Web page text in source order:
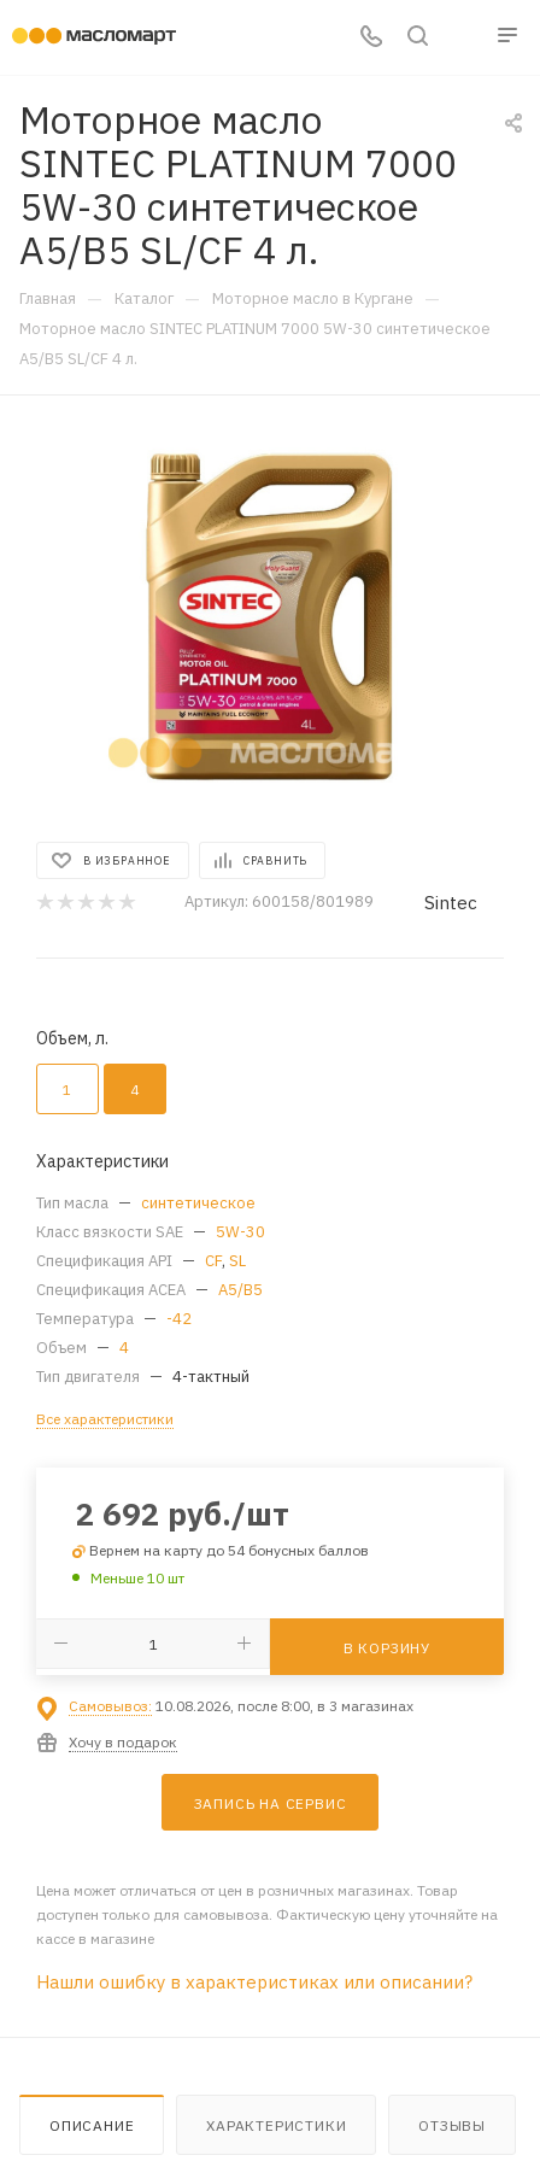
Моторное масло
SINTEC PLATINUM 7000
5W-30 синтетическое
A5/B5 SL/CF 4 л.
Главная — Каталог — Моторное масло в Кургане —
Моторное масло SINTEC PLATINUM 7000 5W-30 синтетическое
A5/B5 SL/CF 4 л.
В ИЗБРАННОЕ СРАВНИТЬ
Артикул: 600158/801989 Sintec
Объем, л.
1 4
Характеристики
Тип масла — синтетическое
Класс вязкости SAE — 5W-30
Спецификация API — CF, SL
Спецификация ACEA — A5/B5
Температура — -42
Объем — 4
Тип двигателя — 4-тактный
Все характеристики
2 692 руб./шт
Вернем на карту до 54 бонусных баллов
Меньше 10 шт
В КОРЗИНУ
Самовывоз: 10.08.2026, после 8:00, в 3 магазинах
Хочу в подарок
ЗАПИСЬ НА СЕРВИС
Цена может отличаться от цен в розничных магазинах. Товар
доступен только для самовывоза. Фактическую цену уточняйте на
кассе в магазине
Нашли ошибку в характеристиках или описании?
ОПИСАНИЕ ХАРАКТЕРИСТИКИ ОТЗЫВЫ